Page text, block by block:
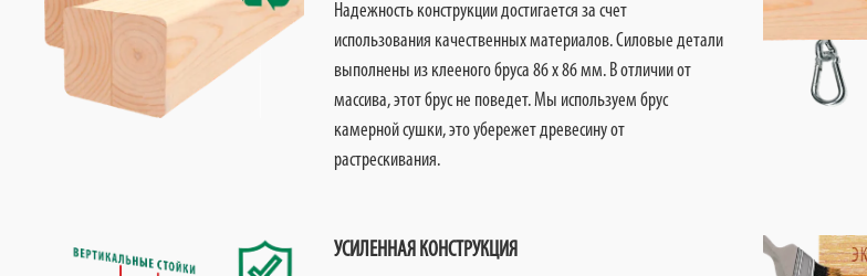
Надежность конструкции достигается за счет
использования качественных материалов. Силовые детали
выполнены из клееного бруса 86 х 86 мм. В отличии от
массива, этот брус не поведет. Мы используем брус
камерной сушки, это убережет древесину от
растрескивания.
УСИЛЕННАЯ КОНСТРУКЦИЯ